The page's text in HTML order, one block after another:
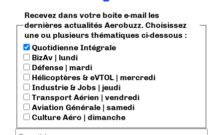
Recevez dans votre boite e-mail les
dernières actualités Aerobuzz. Choisissez
une ou plusieurs thématiques ci-dessous :
Quotidienne Intégrale
BizAv | lundi
Défense | mardi
Hélicoptères & eVTOL | mercredi
Industrie & Jobs | jeudi
Transport Aérien | vendredi
Aviation Générale | samedi
Culture Aéro | dimanche